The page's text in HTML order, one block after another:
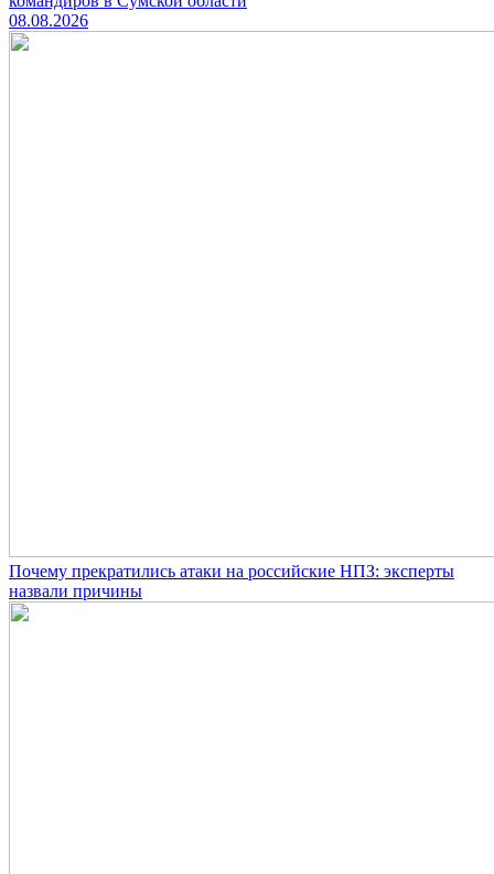
08.08.2026
Почему прекратились атаки на российские НПЗ: эксперты
назвали причины